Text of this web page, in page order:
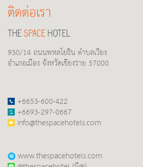
ติดต่อเรา
930/14 ถนนพหลโยธิน ตำบลเวียง
อำเภอเมือง จังหวัดเชียงราย 57000
+6653-600-422
+6693-297-0667
info@thespacehotels.com
www.thespacehotels.com